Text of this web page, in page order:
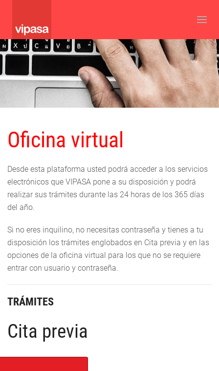
Oficina virtual
Desde esta plataforma usted podrá acceder a los servicios
electrónicos que VIPASA pone a su disposición y podrá
realizar sus trámites durante las 24 horas de los 365 días
del año.
Si no eres inquilino, no necesitas contraseña y tienes a tu
disposición los trámites englobados en Cita previa y en las
opciones de la oficina virtual para los que no se requiere
entrar con usuario y contraseña.
TRÁMITES
Cita previa